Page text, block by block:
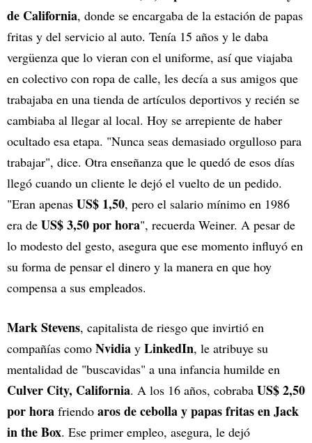
de California, donde se encargaba de la estación de papas
fritas y del servicio al auto. Tenía 15 años y le daba
vergüenza que lo vieran con el uniforme, así que viajaba
en colectivo con ropa de calle, les decía a sus amigos que
trabajaba en una tienda de artículos deportivos y recién se
cambiaba al llegar al local. Hoy se arrepiente de haber
ocultado esa etapa. "Nunca seas demasiado orgulloso para
trabajar", dice. Otra enseñanza que le quedó de esos días
llegó cuando un cliente le dejó el vuelto de un pedido.
"Eran apenas US$ 1,50, pero el salario mínimo en 1986
era de US$ 3,50 por hora", recuerda Weiner. A pesar de
lo modesto del gesto, asegura que ese momento influyó en
su forma de pensar el dinero y la manera en que hoy
compensa a sus empleados.
Mark Stevens, capitalista de riesgo que invirtió en
compañías como Nvidia y LinkedIn, le atribuye su
mentalidad de "buscavidas" a una infancia humilde en
Culver City, California. A los 16 años, cobraba US$ 2,50
por hora friendo aros de cebolla y papas fritas en Jack
in the Box. Ese primer empleo, asegura, le dejó